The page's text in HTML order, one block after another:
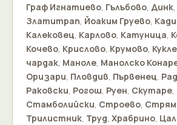
Граф Игнатиево, Гълъбово, Динк,
Златитрап, Йоаким Груево,
Калековец, Карлово, Катуница,
Кочево, Крислово, Крумово,
чардак, Маноле, Манолско
Оризари, Пловдив, Първенец,
Раковски, Рогош, Руен, Скутаре,
Стамболийски, Строево,
Трилистник, Труд, Храбрино,